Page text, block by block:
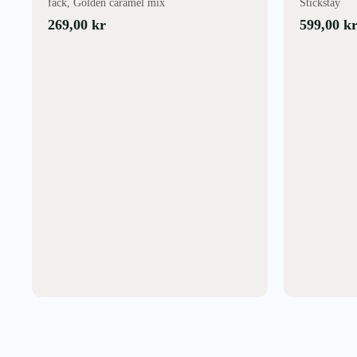
fack, Golden caramel mix
269,00 kr
Stickstay
599,00kr